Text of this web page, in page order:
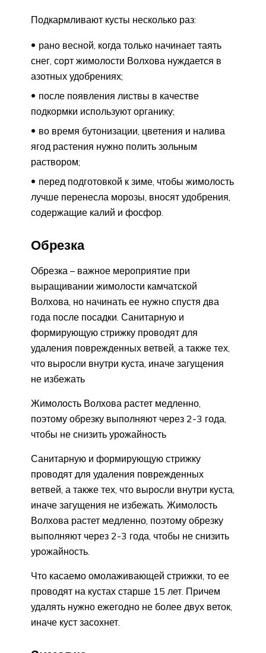
Подкармливают кусты несколько раз:
рано весной, когда только начинает таять
снег, сорт жимолости Волхова нуждается в
азотных удобрениях;
после появления листвы в качестве
подкормки используют органику;
во время бутонизации, цветения и налива
ягод растения нужно полить зольным
раствором;
перед подготовкой к зиме, чтобы жимолость
лучше перенесла морозы, вносят удобрения,
содержащие калий и фосфор.
Обрезка
Обрезка – важное мероприятие при
выращивании жимолости камчатской
Волхова, но начинать ее нужно спустя два
года после посадки. Санитарную и
формирующую стрижку проводят для
удаления поврежденных ветвей, а также тех,
что выросли внутри куста, иначе загущения
не избежать
Жимолость Волхова растет медленно,
поэтому обрезку выполняют через 2-3 года,
чтобы не снизить урожайность
Санитарную и формирующую стрижку
проводят для удаления поврежденных
ветвей, а также тех, что выросли внутри куста,
иначе загущения не избежать. Жимолость
Волхова растет медленно, поэтому обрезку
выполняют через 2-3 года, чтобы не снизить
урожайность.
Что касаемо омолаживающей стрижки, то ее
проводят на кустах старше 15 лет. Причем
удалять нужно ежегодно не более двух веток,
иначе куст засохнет.